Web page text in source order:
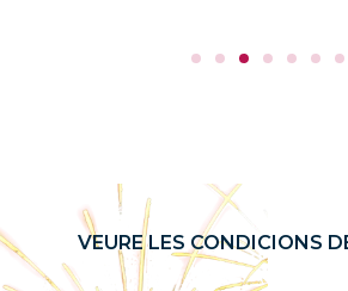
VEURE LES CONDICIONS